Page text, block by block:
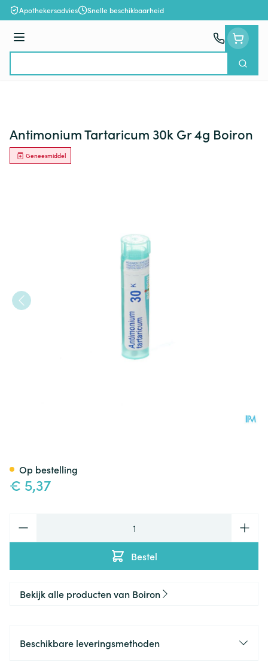
Ga naar de inhoud
Apothekersadvies Snelle beschikbaarheid
Menu
Zoek
Antimonium Tartaricum 30k Gr 4g Boiron
Geneesmiddel
€ 5,37
Bestel
Op bestelling
Bekijk alle producten van Boiron
Beschikbare leveringsmethoden